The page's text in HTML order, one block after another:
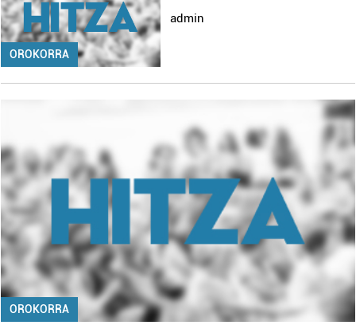
OROKORRA
admin
OROKORRA